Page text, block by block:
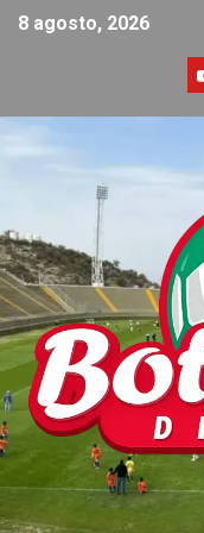
8 agosto, 2026